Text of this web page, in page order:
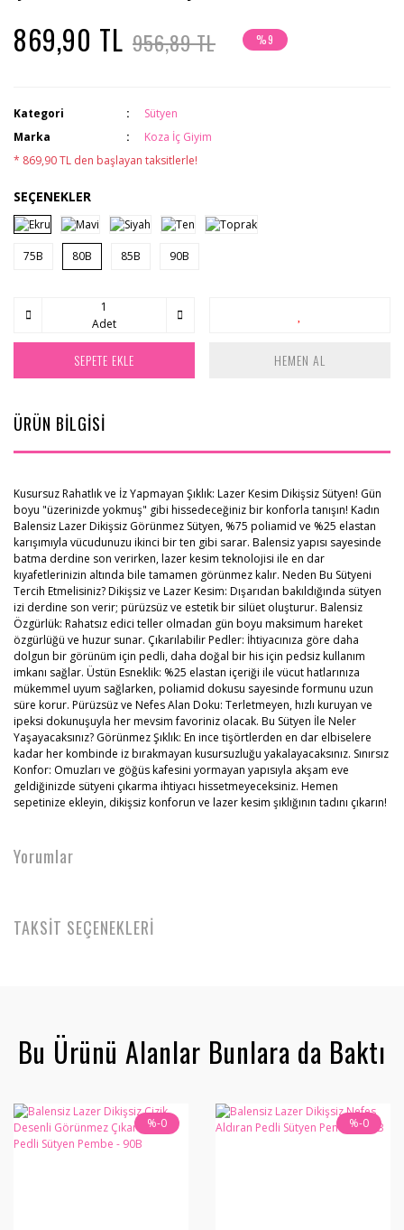
869,90 TL 956,89 TL %9
Kategori
Sütyen
Marka
Koza İç Giyim
* 869,90 TL den başlayan taksitlerle!
SEÇENEKLER
75B 80B 85B 90B
Adet
SEPETE EKLE HEMEN AL
ÜRÜN BİLGİSİ
Kusursuz Rahatlık ve İz Yapmayan Şıklık: Lazer Kesim Dikişsiz Sütyen! Gün
boyu "üzerinizde yokmuş" gibi hissedeceğiniz bir konforla tanışın! Kadın
Balensiz Lazer Dikişsiz Görünmez Sütyen, %75 poliamid ve %25 elastan
karışımıyla vücudunuzu ikinci bir ten gibi sarar. Balensiz yapısı sayesinde
batma derdine son verirken, lazer kesim teknolojisi ile en dar
kıyafetlerinizin altında bile tamamen görünmez kalır. Neden Bu Sütyeni
Tercih Etmelisiniz? Dikişsiz ve Lazer Kesim: Dışarıdan bakıldığında sütyen
izi derdine son verir; pürüzsüz ve estetik bir silüet oluşturur. Balensiz
Özgürlük: Rahatsız edici teller olmadan gün boyu maksimum hareket
özgürlüğü ve huzur sunar. Çıkarılabilir Pedler: İhtiyacınıza göre daha
dolgun bir görünüm için pedli, daha doğal bir his için pedsiz kullanım
imkanı sağlar. Üstün Esneklik: %25 elastan içeriği ile vücut hatlarınıza
mükemmel uyum sağlarken, poliamid dokusu sayesinde formunu uzun
süre korur. Pürüzsüz ve Nefes Alan Doku: Terletmeyen, hızlı kuruyan ve
ipeksi dokunuşuyla her mevsim favoriniz olacak. Bu Sütyen İle Neler
Yaşayacaksınız? Görünmez Şıklık: En ince tişörtlerden en dar elbiselere
kadar her kombinde iz bırakmayan kusursuzluğu yakalayacaksınız. Sınırsız
Konfor: Omuzları ve göğüs kafesini yormayan yapısıyla akşam eve
geldiğinizde sütyeni çıkarma ihtiyacı hissetmeyeceksiniz. Hemen
sepetinize ekleyin, dikişsiz konforun ve lazer kesim şıklığının tadını çıkarın!
Yorumlar
TAKSİT SEÇENEKLERİ
Bu Ürünü Alanlar Bunlara da Baktı
%-0 %-0